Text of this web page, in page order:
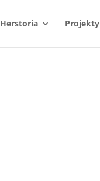
Herstoria Projekty